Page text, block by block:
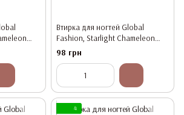
Втирка для ногтей Global
Fashion, Starlight Chameleon
Powder 06 K155
98 грн
4